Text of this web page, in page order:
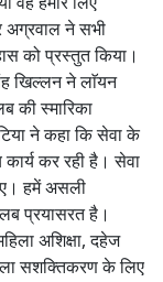
अग्रवाल ने सभी
को प्रस्तुत किया।
खिल्लन ने लाॅयन
की स्मारिका
ने कहा कि सेवा के
कर रही है। सेवा
हमें असली
प्रयासरत है।
अशिक्षा, दहेज
सशक्तिकरण के लिए